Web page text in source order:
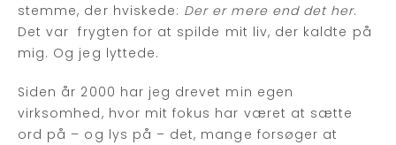
stemme, der hviskede: Der er mere end det her.
Det var frygten for at spilde mit liv, der kaldte på
mig. Og jeg lyttede.
Siden år 2000 har jeg drevet min egen
virksomhed, hvor mit fokus har været at sætte
ord på – og lys på – det, mange forsøger at